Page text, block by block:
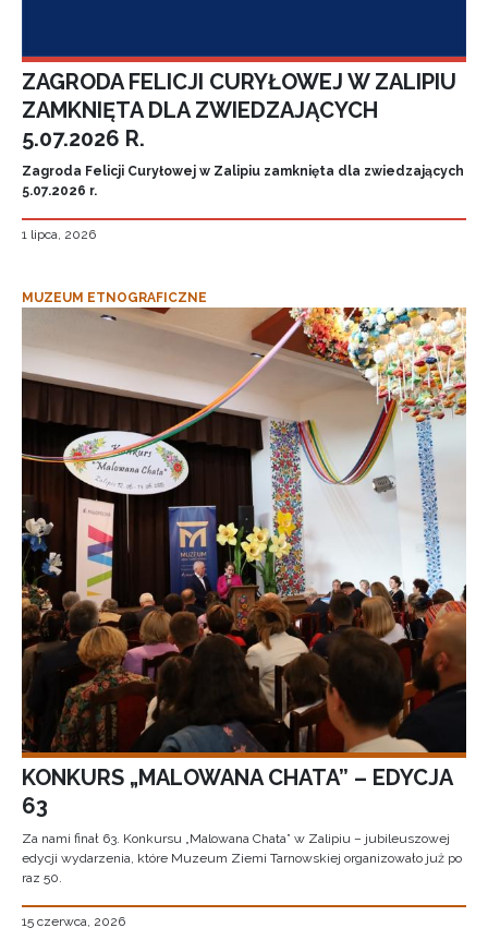
ZAGRODA FELICJI CURYŁOWEJ W ZALIPIU
ZAMKNIĘTA DLA ZWIEDZAJĄCYCH
5.07.2026 R.
Zagroda Felicji Curyłowej w Zalipiu zamknięta dla zwiedzających
5.07.2026 r.
1 lipca, 2026
MUZEUM ETNOGRAFICZNE
KONKURS „MALOWANA CHATA” – EDYCJA
63
Za nami finał 63. Konkursu „Malowana Chata” w Zalipiu – jubileuszowej
edycji wydarzenia, które Muzeum Ziemi Tarnowskiej organizowało już po
raz 50.
15 czerwca, 2026